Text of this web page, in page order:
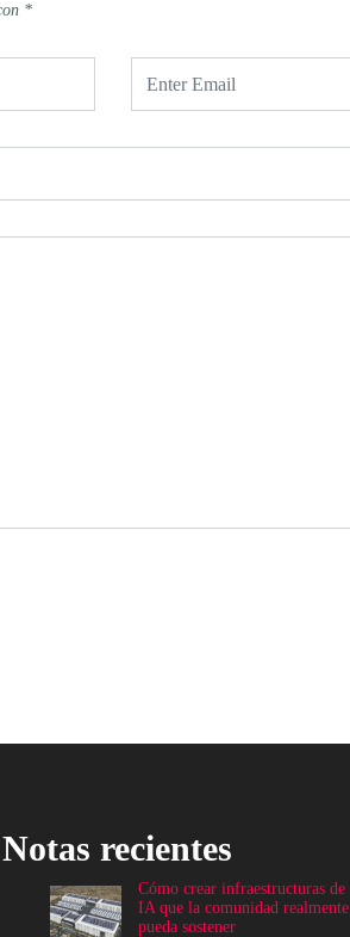
*
Notas recientes
Cómo crear infraestructuras de
IA que la comunidad realmente
pueda sostener